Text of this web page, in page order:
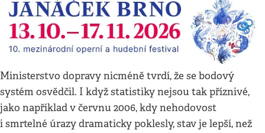
Ministerstvo dopravy nicméně tvrdí, že se bodový
systém osvědčil. I když statistiky nejsou tak příznivé,
jako například v červnu 2006, kdy nehodovost
i smrtelné úrazy dramaticky poklesly, stav je lepší, než